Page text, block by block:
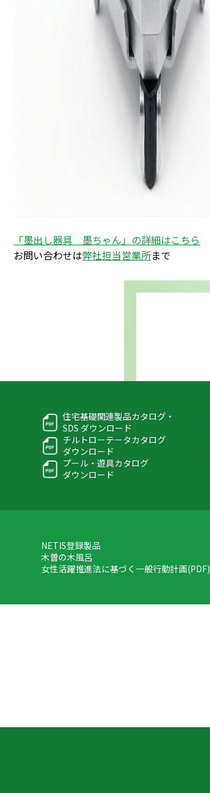
「墨出し器具 墨ちゃん」の詳細はこちら
お問い合わせは弊社担当営業所まで
住宅基礎関連製品カタログ・
SDS ダウンロード
チルトローテータカタログ
ダウンロード
プール・遊具カタログ
ダウンロード
NETIS登録製品
木曽の木風呂
女性活躍推進法に基づく一般行動計画(PDF)